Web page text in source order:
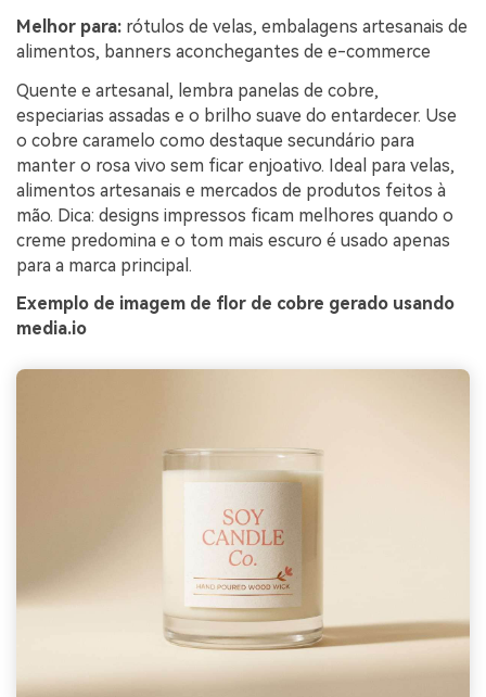
Melhor para: rótulos de velas, embalagens artesanais de
alimentos, banners aconchegantes de e-commerce
Quente e artesanal, lembra panelas de cobre,
especiarias assadas e o brilho suave do entardecer. Use
o cobre caramelo como destaque secundário para
manter o rosa vivo sem ficar enjoativo. Ideal para velas,
alimentos artesanais e mercados de produtos feitos à
mão. Dica: designs impressos ficam melhores quando o
creme predomina e o tom mais escuro é usado apenas
para a marca principal.
Exemplo de imagem de flor de cobre gerado usando
media.io